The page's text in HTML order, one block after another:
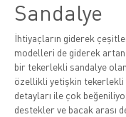
Sandalye
İhtiyaçların giderek
modelleri de giderek
bir tekerlekli sandalye
özellikli yetişkin tekerlekli
detayları ile çok
destekler ve bacak arası